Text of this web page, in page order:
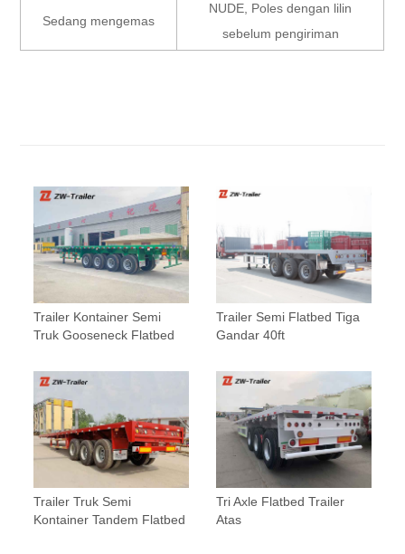
Sedang mengemas
NUDE, Poles dengan lilin
sebelum pengiriman
Trailer Kontainer Semi
Truk Gooseneck Flatbed
Trailer Semi Flatbed Tiga
Gandar 40ft
Trailer Truk Semi
Kontainer Tandem Flatbed
Tri Axle Flatbed Trailer
Atas